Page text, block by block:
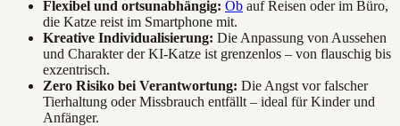
Flexibel und ortsunabhängig: Ob auf Reisen oder im Büro,
die Katze reist im Smartphone mit.
Kreative Individualisierung: Die Anpassung von Aussehen
und Charakter der KI-Katze ist grenzenlos – von flauschig bis
exzentrisch.
Zero Risiko bei Verantwortung: Die Angst vor falscher
Tierhaltung oder Missbrauch entfällt – ideal für Kinder und
Anfänger.